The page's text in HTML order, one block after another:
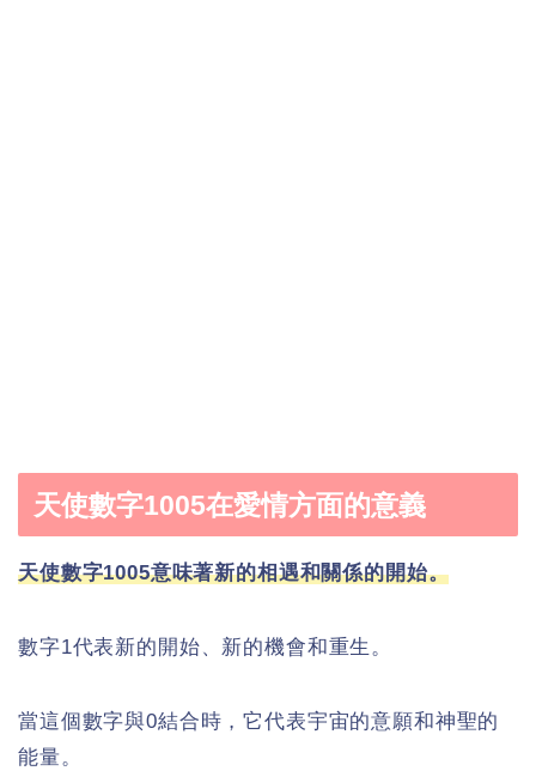
天使數字1005在愛情方面的意義
天使數字1005意味著新的相遇和關係的開始。
數字1代表新的開始、新的機會和重生。
當這個數字與0結合時，它代表宇宙的意願和神聖的
能量。